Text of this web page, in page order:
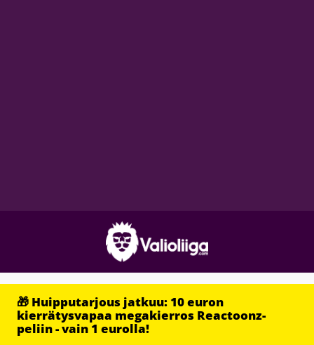
🎁 Huipputarjous jatkuu: 10 euron
kierrätysvapaa megakierros Reactoonz-
peliin - vain 1 eurolla!